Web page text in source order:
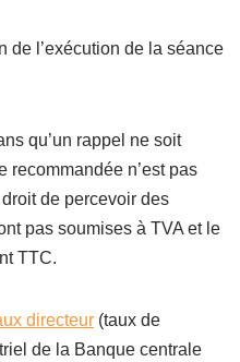
de l’exécution de la séance
qu’un rappel ne soit
recommandée n’est pas
de percevoir des
pas soumises à TVA et le
TTC.
directeur (taux de
de la Banque centrale